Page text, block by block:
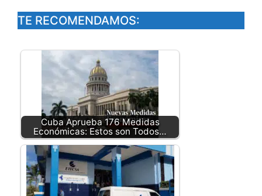
TE RECOMENDAMOS:
Cuba Aprueba 176 Medidas
Económicas: Estos son Todos…